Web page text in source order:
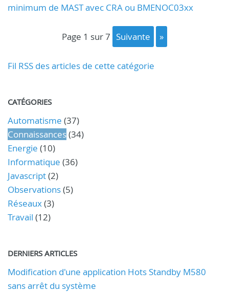
minimum de MAST avec CRA ou BMENOC03xx
page 1 sur 7 suivante »
Fil RSS des articles de cette catégorie
CATÉGORIES
Automatisme (37)
Connaissances(34)
Energie (10)
Informatique (36)
Javascript(2)
Observations(5)
Réseaux(3)
Travail (12)
DERNIERS ARTICLES
Modification d'une application Hots Standby M580
sans arrêt du système